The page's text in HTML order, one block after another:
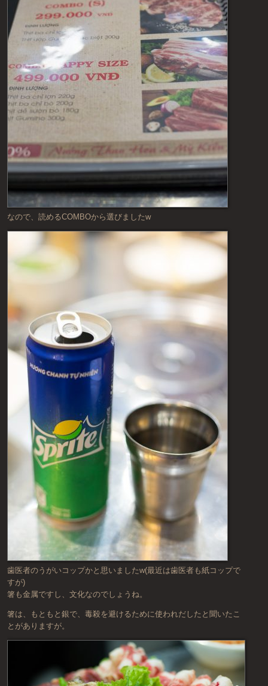
なので、読めるCOMBOから選びましたw
歯医者のうがいコップかと思いましたw(最近は歯医者も紙コップで
すが)
箸も金属ですし、文化なのでしょうね。
箸は、もともと銀で、毒殺を避けるために使われだしたと聞いたこ
とがありますが。